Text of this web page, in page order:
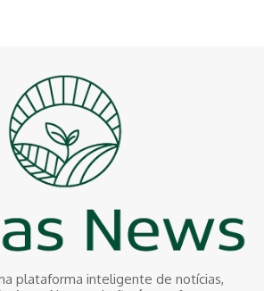
plataforma inteligente de notícias,